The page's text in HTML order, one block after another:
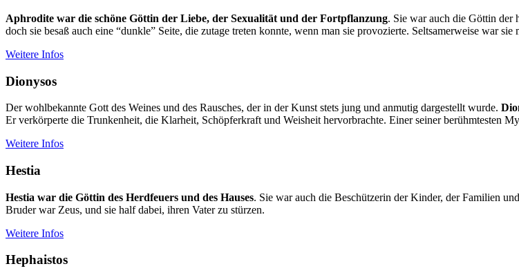
Aphrodite war die schöne Göttin der Liebe, der Sexualität und der Fortpflanzung. Sie war auch die Göttin der
doch sie besaß auch eine “dunkle” Seite, die zutage treten konnte, wenn man sie provozierte. Seltsamerweise war
Weitere Infos
Dionysos
Der wohlbekannte Gott des Weines und des Rausches, der in der Kunst stets jung und anmutig dargestellt wurde.
Er verkörperte die Trunkenheit, die Klarheit, Schöpferkraft und Weisheit hervorbrachte. Einer seiner berühmtesten
Weitere Infos
Hestia
Hestia war die Göttin des Herdfeuers und des Hauses. Sie war auch die Beschützerin der Kinder, der Familien
Bruder war Zeus, und sie half dabei, ihren Vater zu stürzen.
Weitere Infos
Hephaistos